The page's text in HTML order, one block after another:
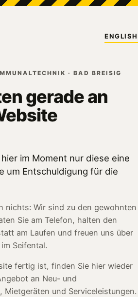
ENGLISH
· BAD BREISIG
gerade an
im Moment nur diese eine
um Entschuldigung für die
nichts: Wir sind zu den gewohnten
Sie am Telefon, halten den
am Laufen und freuen uns über
Seifental.
fertig ist, finden Sie hier wieder
an Neu- und
Mietgeräten und Serviceleistungen.